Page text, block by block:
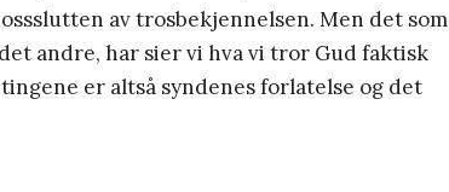
av trosbekjennelsen. Men det som
andre, har sier vi hva vi tror Gud faktisk
er altså syndenes forlatelse og det